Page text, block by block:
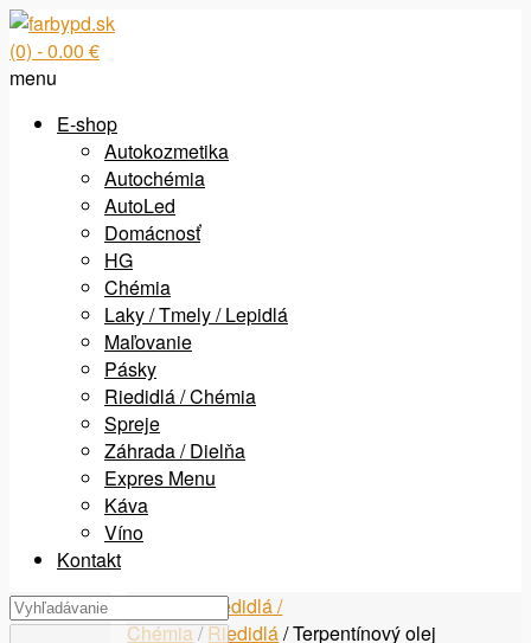
(0) - 0.00 €
menu
E-shop
Autokozmetika
Autochémia
AutoLed
Domácnosť
HG
Chémia
Laky / Tmely / Lepidlá
Maľovanie
Pásky
Riedidlá / Chémia
Spreje
Záhrada / Dielňa
Expres Menu
Káva
Víno
Kontakt
Domov/Riedidlá /
Chémia/Riedidlá/ Terpentínový olej